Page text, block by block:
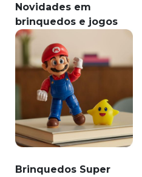
Novidades em
brinquedos e jogos
Brinquedos Super